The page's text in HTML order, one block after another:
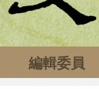
編輯委員